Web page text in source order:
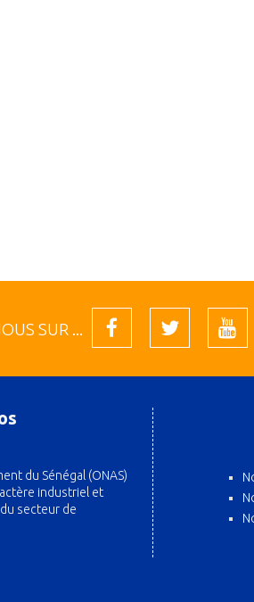
SUR ...
du Sénégal (ONAS)
industriel et
secteur de